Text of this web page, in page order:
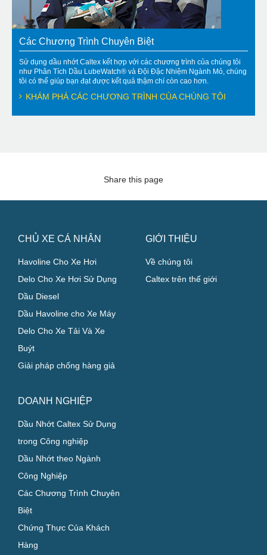
Các Chương Trình Chuyên Biệt
Sử dụng dầu nhớt Caltex kết hợp với các chương trình của chúng tôi
như Phân Tích Dầu LubeWatch® và Đội Đặc Nhiệm Ngành Mỏ, chúng
tôi có thể giúp bạn đạt được kết quả thậm chí còn cao hơn.
KHÁM PHÁ CÁC CHƯƠNG TRÌNH CỦA CHÚNG TÔI
Share this page
CHỦ XE CÁ NHÂN
Havoline Cho Xe Hơi
Delo Cho Xe Hơi Sử Dụng
Dầu Diesel
Dầu Havoline cho Xe Máy
Delo Cho Xe Tải Và Xe
Buýt
Giải pháp chống hàng giả
DOANH NGHIỆP
Dầu Nhớt Caltex Sử Dụng
trong Công nghiệp
Dầu Nhớt theo Ngành
Công Nghiệp
Các Chương Trình Chuyên
Biệt
Chứng Thực Của Khách
Hàng
GIỚI THIỆU
Về chúng tôi
Caltex trên thế giới